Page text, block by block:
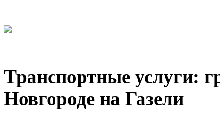
Транспортные услуги:
Новгороде на Газели